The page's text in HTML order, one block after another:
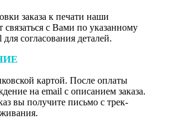
заказа к печати наши
связаться с Вами по указанному
согласования деталей.
картой. После оплаты
на email с описанием заказа.
вы получите письмо с трек-